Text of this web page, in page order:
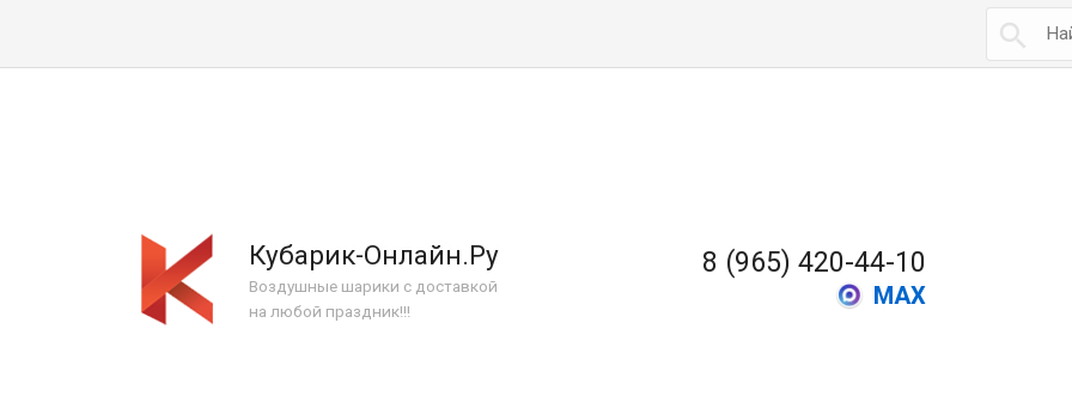

Кубарик-Онлайн.Ру
Воздушные шарики с доставкой
на любой праздник!!!
8 (965) 420-44-10
MAX